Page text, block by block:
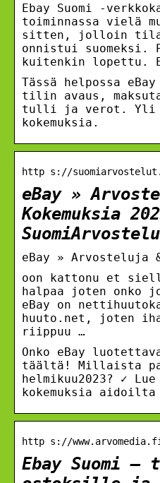
Ebay Suomi -
toiminnassa vielä
sitten, jolloin
onnistui suomeksi.
kuitenkin lopettu.
Tässä helpossa eBay
tilin avaus,
tulli ja verot. Yli
kokemuksia.
http s://
eBay »
Kokemuksia
eBay » Arvosteluja
oon kattonu et
halpaa joten onko
eBay on
huuto.net, joten
riippuu …
Onko eBay
täältä! Millaista
helmikuu2023? ✓
kokemuksia
http s://
Ebay Suomi –